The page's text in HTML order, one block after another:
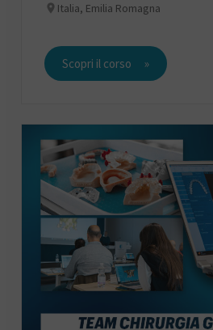
Italia, Emilia Romagna
Scopri il corso